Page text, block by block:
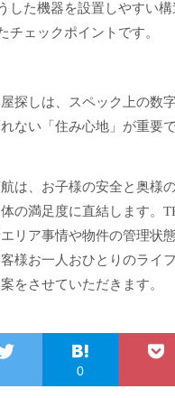
した機器を設置しやすい
チェックポイントです。
探しは、スペック上の数
ない「住み心地」が重要で
は、お子様の安全と奥様
の満足度に直結します。
リア事情や物件の管理状
様お一人おひとりのライ
をさせていただきます。
0